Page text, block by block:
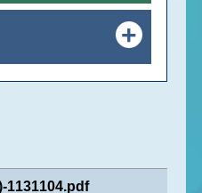
+
1131104.pdf